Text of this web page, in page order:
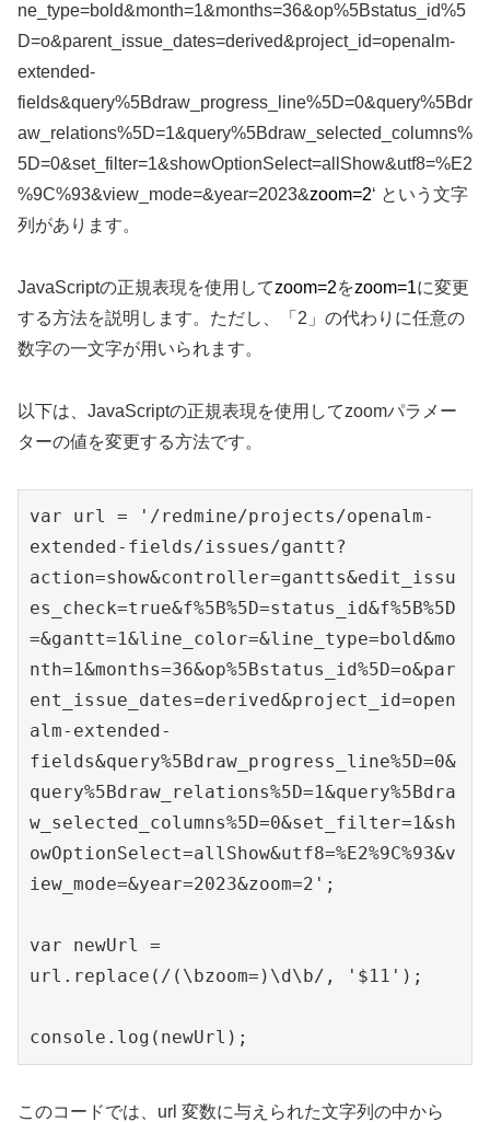
ne_type=bold&month=1&months=36&op%5Bstatus_id%5
D=o&parent_issue_dates=derived&project_id=openalm-
extended-
fields&query%5Bdraw_progress_line%5D=0&query%5Bdr
aw_relations%5D=1&query%5Bdraw_selected_columns%
5D=0&set_filter=1&showOptionSelect=allShow&utf8=%E2
%9C%93&view_mode=&year=2023&zoom=2‘ という文字
列があります。
JavaScriptの正規表現を使用してzoom=2をzoom=1に変更
する方法を説明します。ただし、「2」の代わりに任意の
数字の一文字が用いられます。
以下は、JavaScriptの正規表現を使用してzoomパラメー
ターの値を変更する方法です。
var url = '/redmine/projects/openalm-
extended-fields/issues/gantt?
action=show&controller=gantts&edit_issu
es_check=true&f%5B%5D=status_id&f%5B%5D
=&gantt=1&line_color=&line_type=bold&mo
nth=1&months=36&op%5Bstatus_id%5D=o&par
ent_issue_dates=derived&project_id=open
alm-extended-
fields&query%5Bdraw_progress_line%5D=0&
query%5Bdraw_relations%5D=1&query%5Bdra
w_selected_columns%5D=0&set_filter=1&sh
owOptionSelect=allShow&utf8=%E2%9C%93&v
iew_mode=&year=2023&zoom=2';
var newUrl =
url.replace(/(\bzoom=)\d\b/, '$11');
console.log(newUrl);
このコードでは、url 変数に与えられた文字列の中から